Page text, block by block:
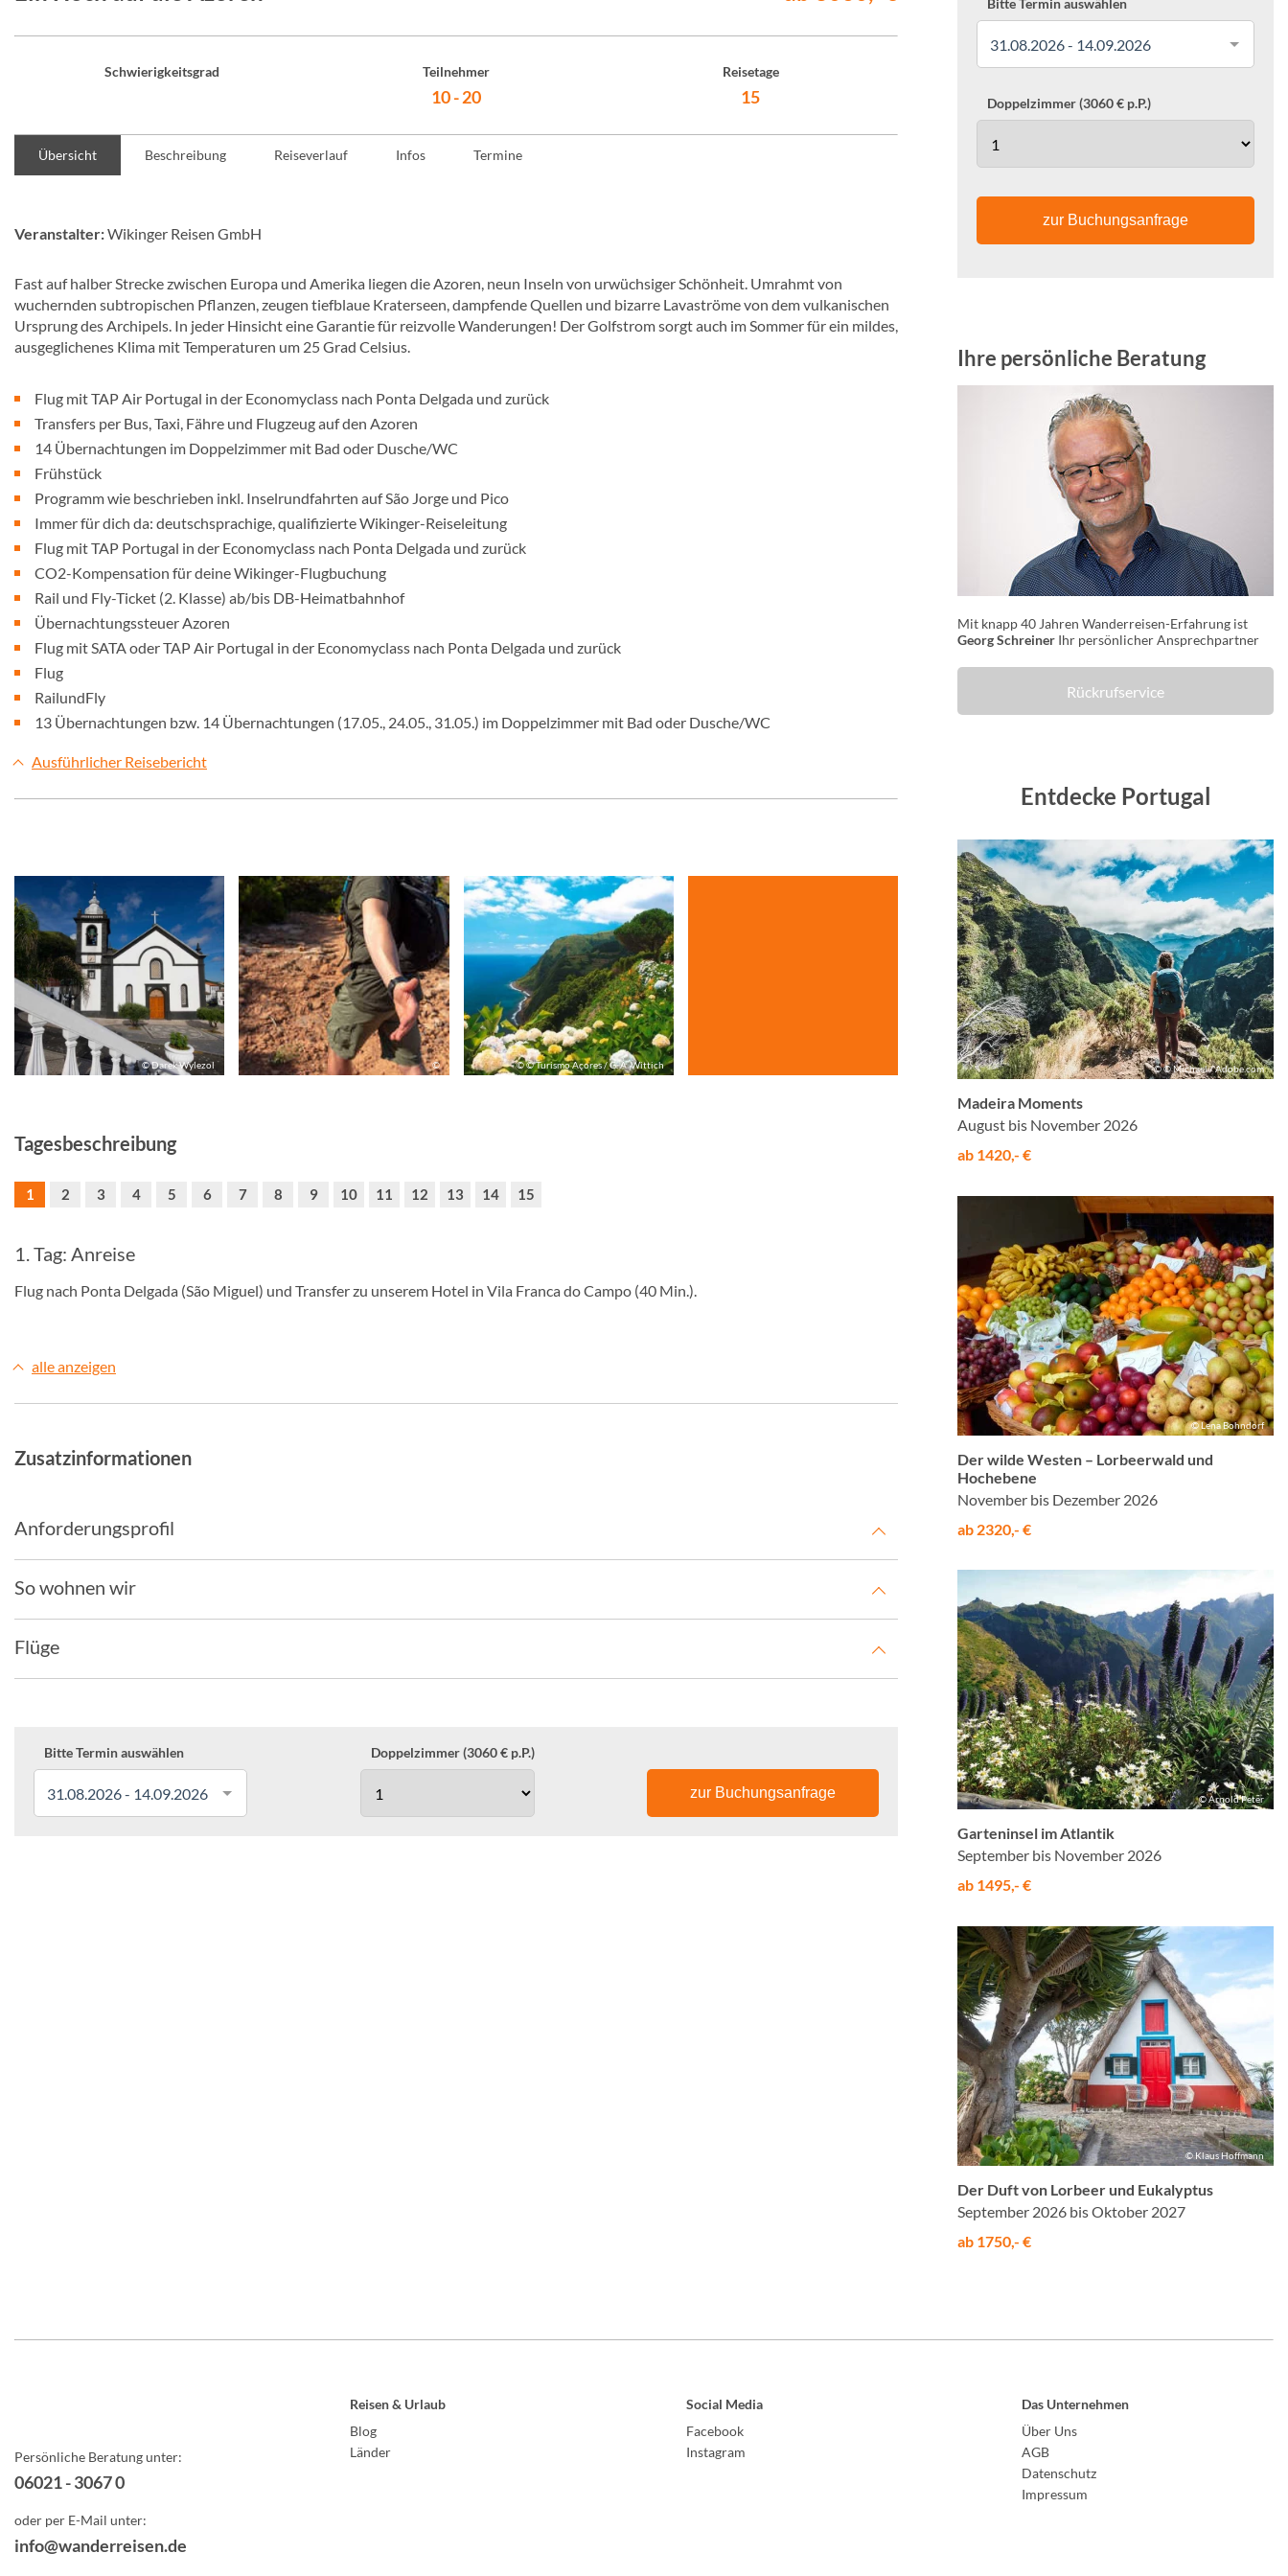
Schwierigkeitsgrad Teilnehmer
10 - 20
Reisetage
15
Übersicht Beschreibung Reiseverlauf Infos Termine
Veranstalter:Wikinger Reisen GmbH
Fast auf halber Strecke zwischen Europa und Amerika liegen die Azoren, neun Inseln von urwüchsiger Schönheit. Umrahmt von
wuchernden subtropischen Pflanzen, zeugen tiefblaue Kraterseen, dampfende Quellen und bizarre Lavaströme von dem vulkanischen
Ursprung des Archipels. In jeder Hinsicht eine Garantie für reizvolle Wanderungen! Der Golfstrom sorgt auch im Sommer für ein mildes,
ausgeglichenes Klima mit Temperaturen um 25 Grad Celsius.
Flug mit TAP Air Portugal in der Economyclass nach Ponta Delgada und zurück
Transfers per Bus, Taxi, Fähre und Flugzeug auf den Azoren
14 Übernachtungen im Doppelzimmer mit Bad oder Dusche/WC
Frühstück
Programm wie beschrieben inkl. Inselrundfahrten auf São Jorge und Pico
Immer für dich da: deutschsprachige, qualifizierte Wikinger-Reiseleitung
Flug mit TAP Portugal in der Economyclass nach Ponta Delgada und zurück
CO2-Kompensation für deine Wikinger-Flugbuchung
Rail und Fly-Ticket (2. Klasse) ab/bis DB-Heimatbahnhof
Übernachtungssteuer Azoren
Flug mit SATA oder TAP Air Portugal in der Economyclass nach Ponta Delgada und zurück
Flug
RailundFly
13 Übernachtungen bzw. 14 Übernachtungen (17.05., 24.05., 31.05.) im Doppelzimmer mit Bad oder Dusche/WC
Ausführlicher Reisebericht
© Darek Wylezol © © © Turismo Açores / G. A. Wittich
Tagesbeschreibung
1 2 3 4 5 6 7 8 9 10 11 12 13 14 15
1. Tag: Anreise
Flug nach Ponta Delgada (São Miguel) und Transfer zu unserem Hotel in Vila Franca do Campo (40 Min.).
alle anzeigen
Zusatzinformationen
Anforderungsprofil
So wohnen wir
Flüge
Bitte Termin auswählen
31.08.2026 - 14.09.2026
Doppelzimmer (3060 € p.P.)
zur Buchungsanfrage
Bitte Termin auswählen
31.08.2026 - 14.09.2026
Doppelzimmer (3060 € p.P.)
zur Buchungsanfrage
Ihre persönliche Beratung
Mit knapp 40 Jahren Wanderreisen-Erfahrung ist
Georg Schreiner Ihr persönlicher Ansprechpartner
Rückrufservice
Entdecke Portugal
© © Michael / Adobe.com
Madeira Moments
August bis November 2026
ab 1420,- €
© Lena Bohndorf
Der wilde Westen – Lorbeerwald und
Hochebene
November bis Dezember 2026
ab 2320,- €
© Arnold Peter
Garteninsel im Atlantik
September bis November 2026
ab 1495,- €
© Klaus Hoffmann
Der Duft von Lorbeer und Eukalyptus
September 2026 bis Oktober 2027
ab 1750,- €
Persönliche Beratung unter:
06021 - 3067 0
oder per E-Mail unter:
info@wanderreisen.de
Reisen & Urlaub
Blog
Länder
Social Media
Facebook
Instagram
Das Unternehmen
Über Uns
AGB
Datenschutz
Impressum